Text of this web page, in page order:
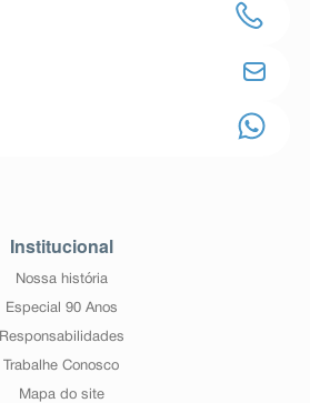
Institucional
Nossa história
Especial 90 Anos
Responsabilidades
Trabalhe Conosco
Mapa do site